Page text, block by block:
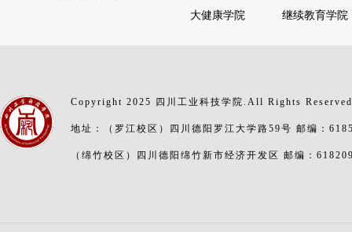
大健康学院
继续教育学院
Copyright 2025 四川工业科技学院.All Rights
地址：（罗江校区）四川德阳罗江大学路59号 邮编：
（绵竹校区）四川德阳绵竹新市经济开发区 邮编：